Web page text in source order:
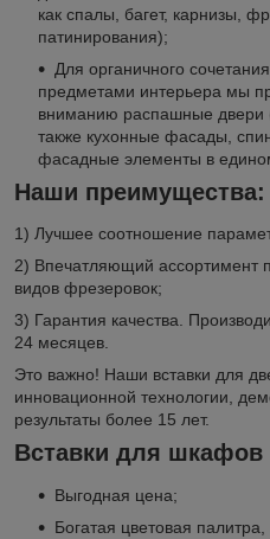
как спалы, багет, карнизы,
патинирования);
Для органичного
предметами интерьера мы
вниманию распашные двери
также кухонные фасады,
фасадные элементы в
Наши преимущества:
1) Лучшее соотношение
2) Впечатляющий ассортимент
видов фрезеровок;
3) Гарантия качества.
24 месяцев.
Это важно! Наши вставки для
инновационной технологии,
результаты более 15 лет.
Вставки для шкафов
Выгодная цена;
Богатая цветовая